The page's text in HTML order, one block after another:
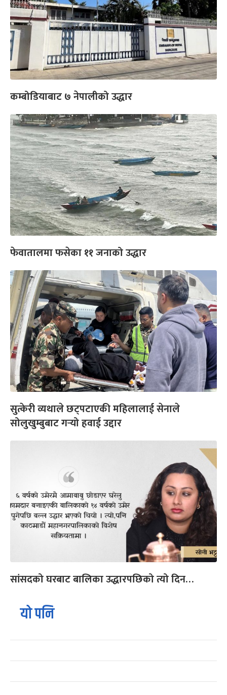
कम्बोडियाबाट ७ नेपालीको उद्धार
फेवातालमा फसेका ११ जनाको उद्धार
सुत्केरी व्यथाले छट्पटाएकी महिलालाई सेनाले
सोलुखुम्बुबाट गर्‍यो हवाई उद्दार
सांसदको घरबाट बालिका उद्धारपछिको त्यो दिन…
यो पनि